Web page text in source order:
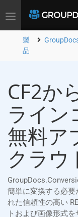
Toggle
製
品
CF2か
ライン
無料ア
クラウ
簡単に変換する必要
れた信頼性の高い
トおよび画像形式